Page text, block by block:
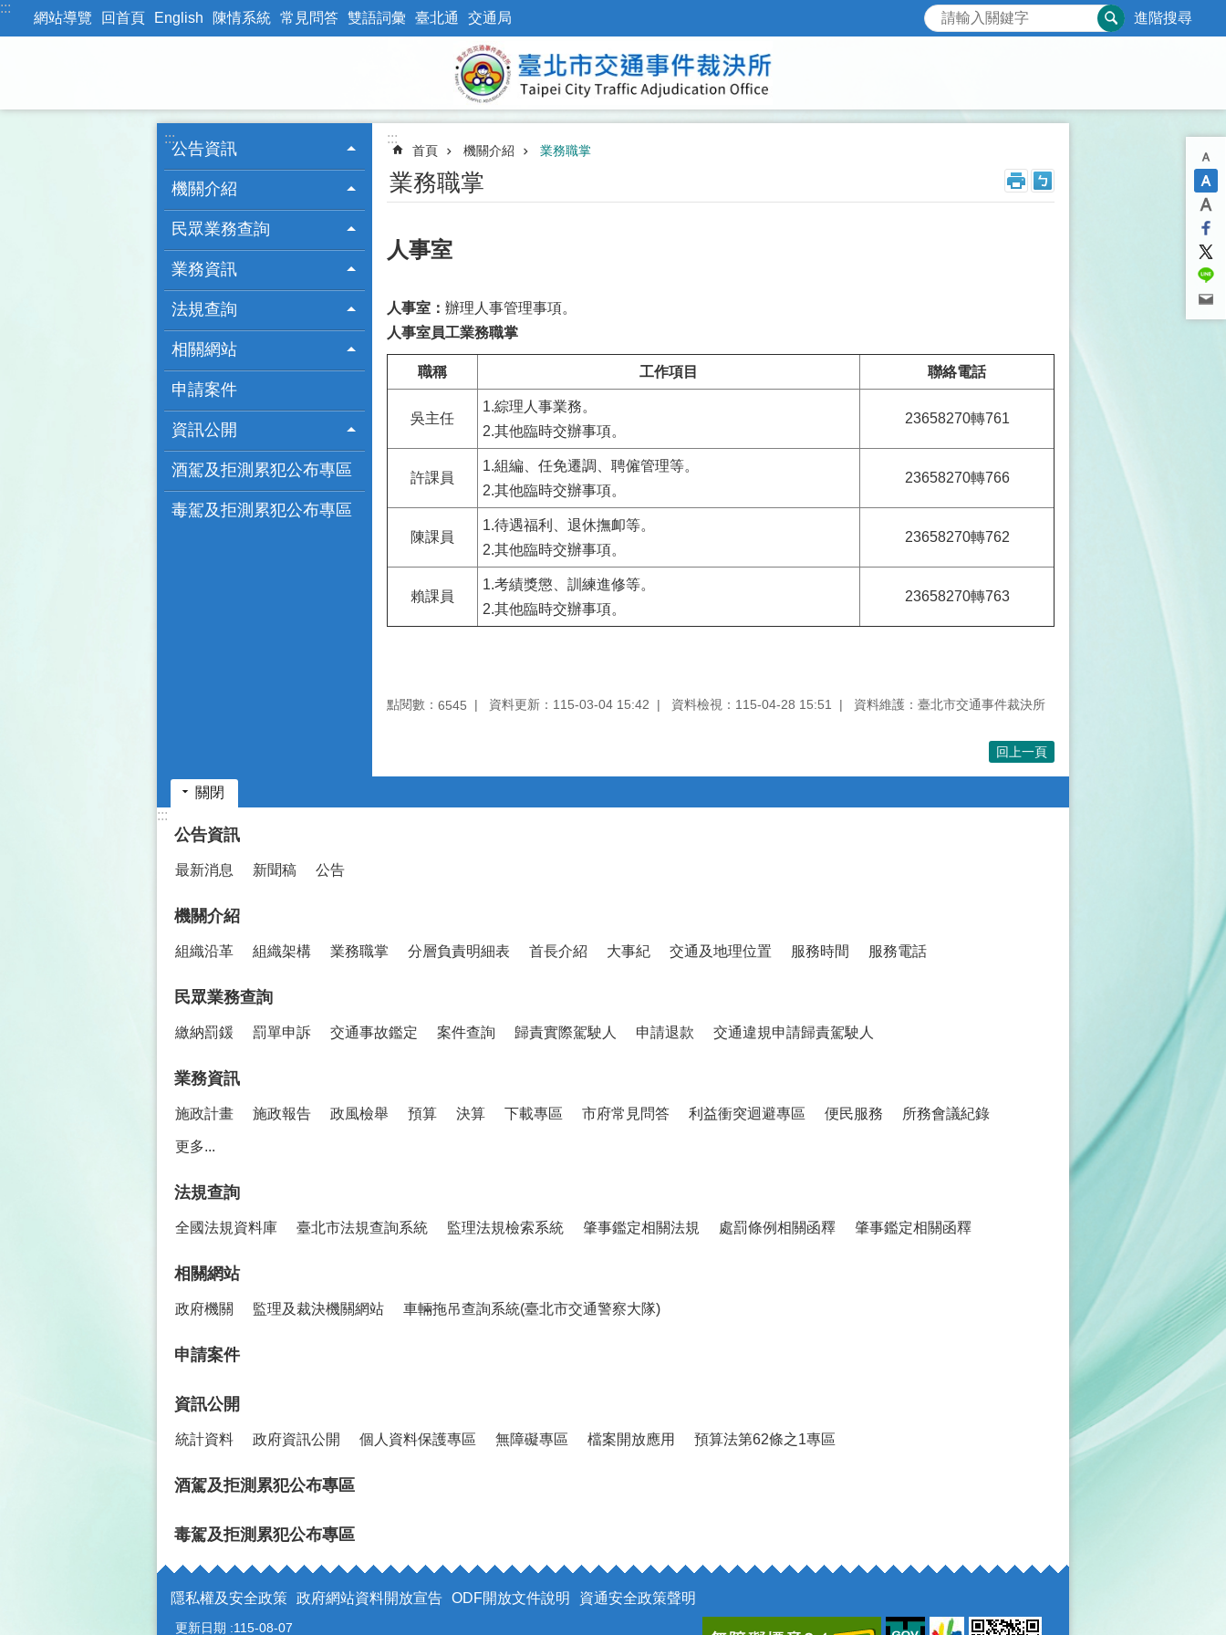
跳到主要內容區塊
:::
網站導覽 回首頁 English 陳情系統 常見問答 雙語詞彙 臺北通 交通局 進階搜尋
:::
公告資訊
機關介紹
民眾業務查詢
業務資訊
法規查詢
相關網站
申請案件
資訊公開
酒駕及拒測累犯公布專區
毒駕及拒測累犯公布專區
:::
首頁 機關介紹 業務職掌
業務職掌
人事室
人事室： 辦理人事管理事項。
人事室員工業務職掌
職稱 工作項目 聯絡電話
吳主任
1.綜理人事業務。
2.其他臨時交辦事項。
23658270轉761
許課員
1.組編、任免遷調、聘僱管理等。
2.其他臨時交辦事項。
23658270轉766
陳課員
1.待遇福利、退休撫卹等。
2.其他臨時交辦事項。
23658270轉762
賴課員
1.考績獎懲、訓練進修等。
2.其他臨時交辦事項。
23658270轉763
點閱數： 6545 資料更新：115-03-04 15:42 資料檢視：115-04-28 15:51 資料維護：臺北市交通事件裁決所
回上一頁
關閉
:::
公告資訊
最新消息 新聞稿 公告
機關介紹
組織沿革 組織架構 業務職掌 分層負責明細表 首長介紹 大事紀 交通及地理位置 服務時間 服務電話
民眾業務查詢
繳納罰鍰 罰單申訴 交通事故鑑定 案件查詢 歸責實際駕駛人 申請退款 交通違規申請歸責駕駛人
業務資訊
施政計畫 施政報告 政風檢舉 預算 決算 下載專區 市府常見問答 利益衝突迴避專區 便民服務 所務會議紀錄
更多...
法規查詢
全國法規資料庫 臺北市法規查詢系統 監理法規檢索系統 肇事鑑定相關法規 處罰條例相關函釋 肇事鑑定相關函釋
相關網站
政府機關 監理及裁決機關網站 車輛拖吊查詢系統(臺北市交通警察大隊)
申請案件
資訊公開
統計資料 政府資訊公開 個人資料保護專區 無障礙專區 檔案開放應用 預算法第62條之1專區
酒駕及拒測累犯公布專區
毒駕及拒測累犯公布專區
隱私權及安全政策 政府網站資料開放宣告 ODF開放文件說明 資通安全政策聲明
更新日期 115-08-07